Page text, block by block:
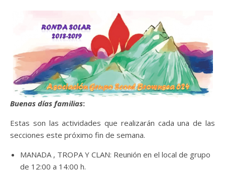
Buenas días familias:
Estas son las actividades que realizarán cada una de las
secciones este próximo fin de semana.
MANADA , TROPA Y CLAN: Reunión en el local de grupo
de 12:00 a 14:00 h.